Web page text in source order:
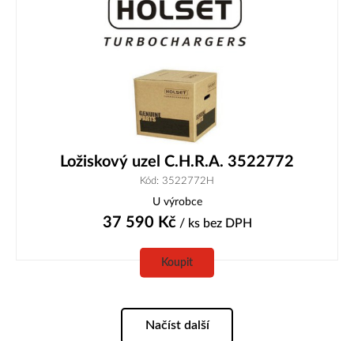
Ložiskový uzel C.H.R.A. 3522772
Kód: 3522772H
U výrobce
37 590 Kč/ ks bez DPH
Koupit
Načíst další